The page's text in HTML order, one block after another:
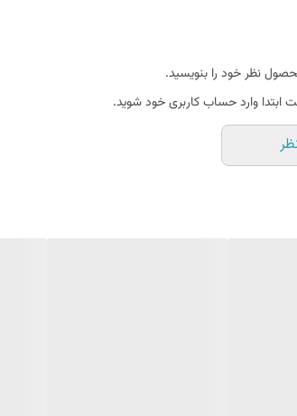
نظر خود را بنویسید.
ابتدا وارد حساب کاربری خود شوید.